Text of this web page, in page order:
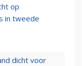
op
in tweede
dicht voor